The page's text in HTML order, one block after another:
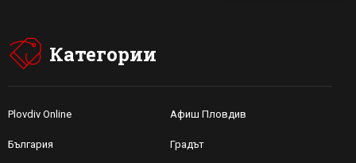
Категории
Plovdiv Online Афиш Пловдив
България Градът